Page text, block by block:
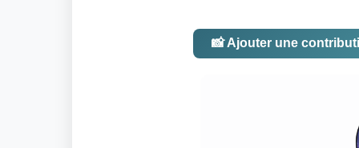
📸 Ajouter une